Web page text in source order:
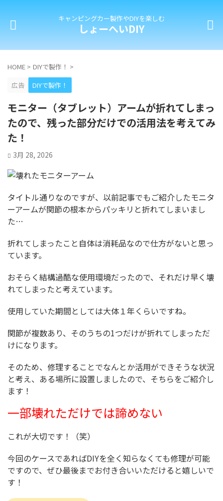
キャンピングカー製作やDIYを楽しむ
しょーへいDIY
HOME > DIYで製作！ >
広告
DIYで製作！
モニター（タブレット）アームが折れてしまっ
たので、残った部分だけでの活用法を考えてみ
た！
3月 28, 2026
タイトル通りなのですが、以前記事でもご紹介したモニタ
ーアームが関節の根本からパッキリと折れてしまいまし
た…
折れてしまったこと自体は消耗品なので仕方がないと思っ
ています。
おそらく結構過酷な使用環境だったので、それだけ早く壊
れてしまったと考えています。
使用していた期間としては大体１年くらいですね。
関節が複数あり、そのうちの1つだけが折れてしまっただ
けになります。
そのため、修理することでなんとか活用ができそうな状況
と考え、ある場所に設置しましたので、そちらをご紹介し
ます！
一部壊れただけでは諦めない
これが大切です！（笑）
今回のケースであればDIYを全く知らなくても修理が可能
ですので、ぜひ最後までお付き合いいただけると嬉しいで
す！